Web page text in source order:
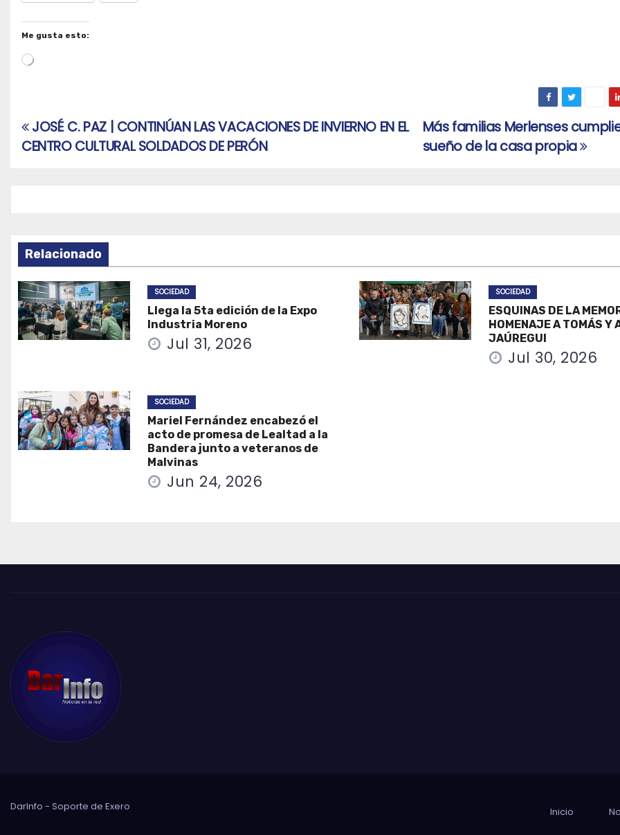
Me gusta esto:
Navegación
de
Más familias Merlenses
sueño de la casa propia
JOSÉ C. PAZ | CONTINÚAN LAS VACACIONES DE INVIERNO EN EL
CENTRO CULTURAL SOLDADOS DE PERÓN
Relacionado
SOCIEDAD
Llega la 5ta edición de la Expo
Industria Moreno
Jul 31, 2026
SOCIEDAD
ESQUINAS DE LA
HOMENAJE A TOMÁS Y
JAÚREGUI
Jul 30, 2026
SOCIEDAD
Mariel Fernández encabezó el
acto de promesa de Lealtad a la
Bandera junto a veteranos de
Malvinas
Jun 24, 2026
DarInfo - Soporte de Exero Inicio